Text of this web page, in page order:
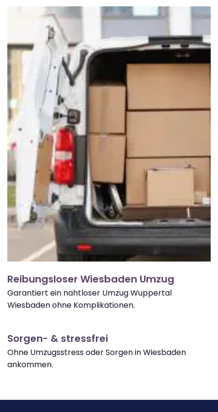
Reibungsloser Wiesbaden Umzug
Garantiert ein nahtloser Umzug Wuppertal
Wiesbaden ohne Komplikationen.
Sorgen- & stressfrei
Ohne Umzugsstress oder Sorgen in Wiesbaden
ankommen.